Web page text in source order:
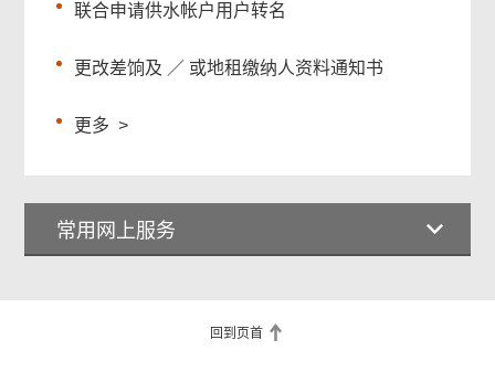
联合申请供水帐户用户转名
更改差饷及 ／ 或地租缴纳人资料通知书
更多 >
常用网上服务
回到页首